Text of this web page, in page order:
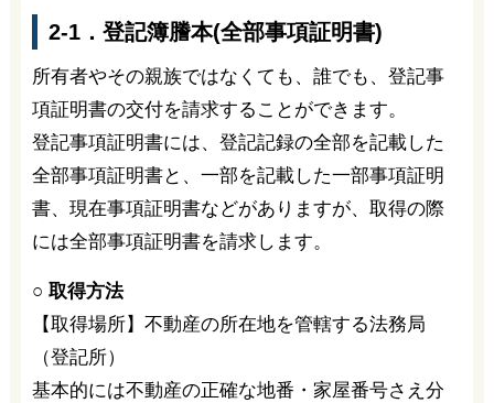
2-1．登記簿謄本(全部事項証明書)
所有者やその親族ではなくても、誰でも、登記事
項証明書の交付を請求することができます。
登記事項証明書には、登記記録の全部を記載した
全部事項証明書と、一部を記載した一部事項証明
書、現在事項証明書などがありますが、取得の際
には全部事項証明書を請求します。
○ 取得方法
【取得場所】不動産の所在地を管轄する法務局
（登記所）
基本的には不動産の正確な地番・家屋番号さえ分